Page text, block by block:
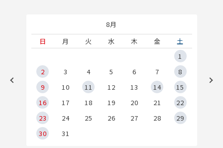
8月
日
月 火 水 木 金
土
1
2
3 4 5 6 7
8
9
10 11 12 13 14
15
16
17 18 19 20 21
22
23
24 25 26 27 28
29
30
31